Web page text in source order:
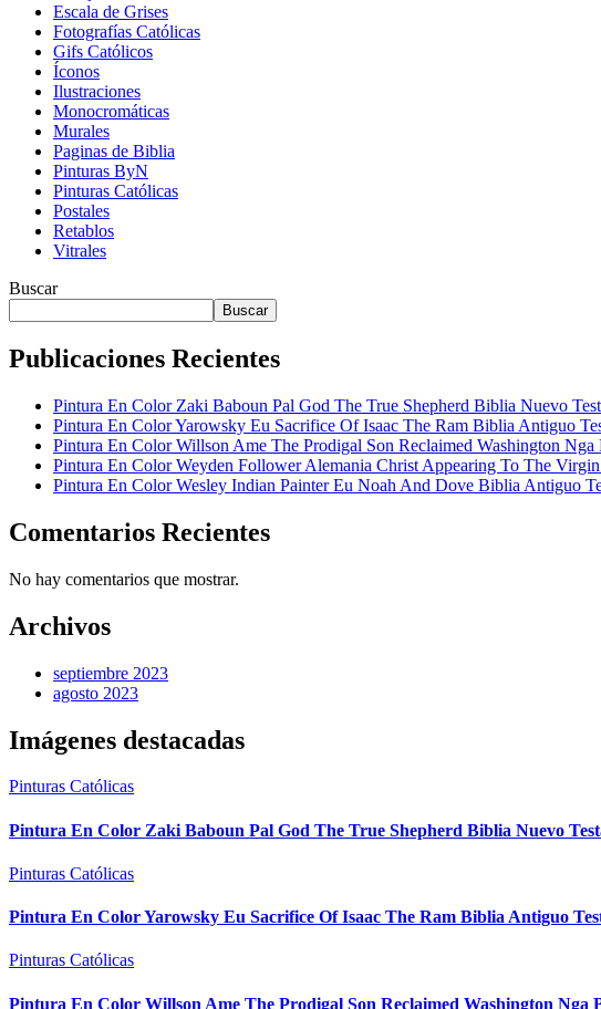
Escala de Grises
Fotografías Católicas
Gifs Católicos
Íconos
Ilustraciones
Monocromáticas
Murales
Paginas de Biblia
Pinturas ByN
Pinturas Católicas
Postales
Retablos
Vitrales
Buscar
Buscar
Publicaciones Recientes
Pintura En Color Zaki Baboun Pal God The True Shepherd Biblia Nuevo
Pintura En Color Yarowsky Eu Sacrifice Of Isaac The Ram Biblia Antiguo
Pintura En Color Willson Ame The Prodigal Son Reclaimed Washington
Pintura En Color Weyden Follower Alemania Christ Appearing To The
Pintura En Color Wesley Indian Painter Eu Noah And Dove Biblia Antiguo
Comentarios Recientes
No hay comentarios que mostrar.
Archivos
septiembre 2023
agosto 2023
Imágenes destacadas
Pinturas Católicas
Pintura En Color Zaki Baboun Pal God The True Shepherd Biblia Nuevo
Pinturas Católicas
Pintura En Color Yarowsky Eu Sacrifice Of Isaac The Ram Biblia Antiguo
Pinturas Católicas
Pintura En Color Willson Ame The Prodigal Son Reclaimed Washington Nga